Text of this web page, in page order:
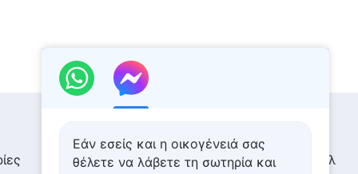
Έκθεση εικόνων Ειδήσεις Προφίλ
Εάν εσείς και η οικογένειά σας
θέλετε να λάβετε τη σωτηρία και